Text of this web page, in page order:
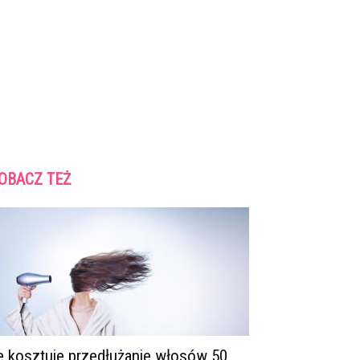
TEŻ
kosztuje przedłużanie włosów 50